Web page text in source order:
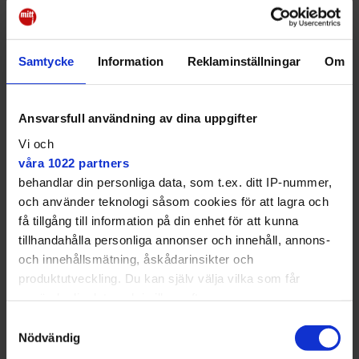
Samtycke Information Reklaminställningar Om
Ansvarsfull användning av dina uppgifter
Vi och
våra 1022 partners
behandlar din personliga data, som t.ex. ditt IP-nummer,
och använder teknologi såsom cookies för att lagra och
få tillgång till information på din enhet för att kunna
tillhandahålla personliga annonser och innehåll, annons-
och innehållsmätning, åskådarinsikter och
produktutveckling. Du kan själv välja vilka som får
Med din tillåtelse skulle vi även vilja:
Nödvändig
Spice H2O ligger vid Hammarby slussväg 17. Bakom satsningen står
Zacharias Zachrisson, Nina Michelle, Louis Wood, Ludvig Larsson och
Viktor Sjögren.
Victor Malmcrona
Dj:s men inget kök
I musikväg blir det mer blandade genrer att vänta än
eklektiskt". De tar en yta på 280 kvadratmeter i
anspråk, med plats för runt 200 gäster. Tillståndet för